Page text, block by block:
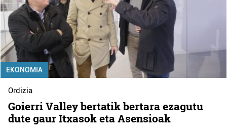
EKONOMIA
Ordizia
Goierri Valley bertatik bertara ezagutu
dute gaur Itxasok eta Asensioak